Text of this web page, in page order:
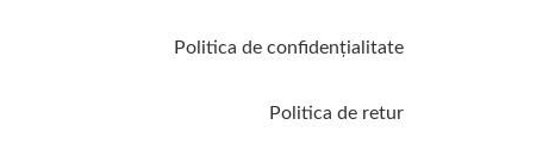
Politica de confidenţialitate
Politica de retur